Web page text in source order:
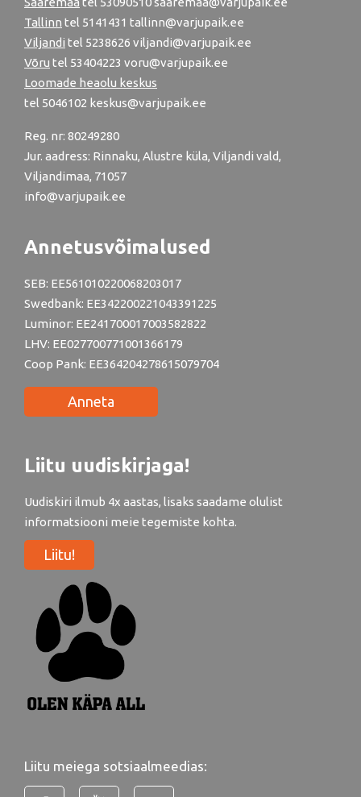
Tallinn tel 5141431 tallinn@varjupaik.ee
Viljandi tel 5238626 viljandi@varjupaik.ee
Võru tel 53404223 voru@varjupaik.ee
Loomade heaolu keskus
tel 5046102 keskus@varjupaik.ee
Reg. nr: 80249280
Jur. aadress: Rinnaku, Alustre küla, Viljandi vald,
Viljandimaa, 71057
info@varjupaik.ee
Annetusvõimalused
SEB: EE561010220068203017
Swedbank: EE342200221043391225
Luminor: EE241700017003582822
LHV: EE027700771001366179
Coop Pank: EE364204278615079704
Anneta
Liitu uudiskirjaga!
Uudiskiri ilmub 4x aastas, lisaks saadame olulist
informatsiooni meie tegemiste kohta.
Liitu!
Liitu meiega sotsiaalmeedias: